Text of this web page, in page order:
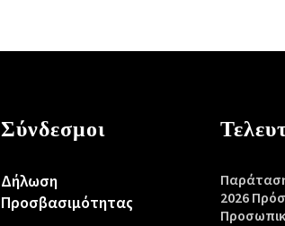
Σύνδεσμοι
Δήλωση
Προσβασιμότητας
2026